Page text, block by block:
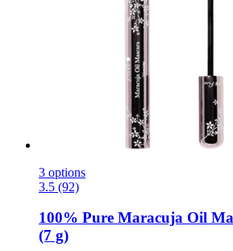
3 options
3.5 (92)
100% Pure Maracuja Oil
(7 g)